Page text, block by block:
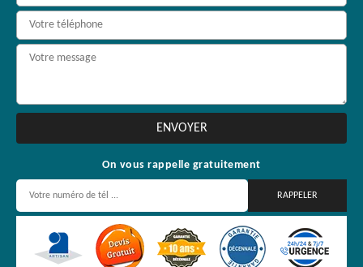
On vous rappelle gratuitement